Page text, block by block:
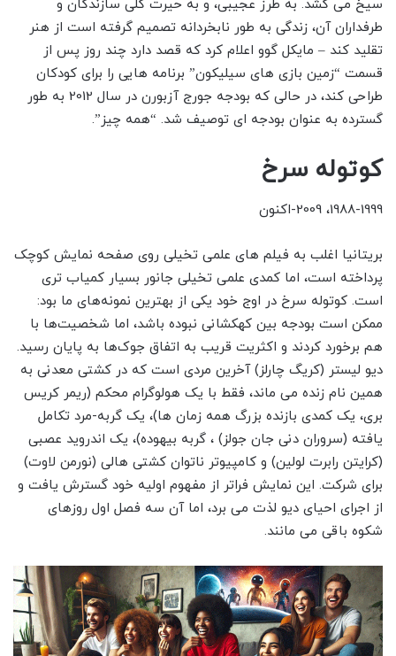
سیخ می کشد. به طرز عجیبی، و به حیرت کلی سازندگان و
طرفداران آن، زندگی به طور نابخردانه تصمیم گرفته است از هنر
تقلید کند – مایکل گوو اعلام کرد که قصد دارد چند روز پس از
قسمت “زمین بازی های سیلیکون” برنامه هایی را برای کودکان
طراحی کند، در حالی که بودجه جورج آزبورن در سال 2012 به طور
گسترده به عنوان بودجه ای توصیف شد. “همه چیز”.
کوتوله سرخ
1988-1999، 2009-اکنون
بریتانیا اغلب به فیلم های علمی تخیلی روی صفحه نمایش کوچک
پرداخته است، اما کمدی علمی تخیلی جانور بسیار کمیاب تری
است. کوتوله سرخ در اوج خود یکی از بهترین نمونه‌های ما بود:
ممکن است بودجه بین کهکشانی نبوده باشد، اما شخصیت‌ها با
هم برخورد کردند و اکثریت قریب به اتفاق جوک‌ها به پایان رسید.
دیو لیستر (کریگ چارلز) آخرین مردی است که در کشتی معدنی به
همین نام زنده می ماند، فقط با یک هولوگرام محکم (ریمر کریس
بری، یک کمدی بازنده بزرگ همه زمان ها)، یک گربه-مرد تکامل
یافته (سروران دنی جان جولز) ، گربه بیهوده)، یک اندروید عصبی
(کرایتن رابرت لولین) و کامپیوتر ناتوان کشتی هالی (نورمن لاوت)
برای شرکت. این نمایش فراتر از مفهوم اولیه خود گسترش یافت و
از اجرای احیای دیو لذت می برد، اما آن سه فصل اول روزهای
شکوه باقی می مانند.